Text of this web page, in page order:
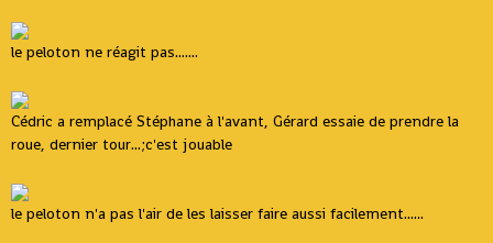
le peloton ne réagit pas.......
Cédric a remplacé Stéphane à l'avant, Gérard essaie de prendre la
roue, dernier tour...;c'est jouable
le peloton n'a pas l'air de les laisser faire aussi facilement......